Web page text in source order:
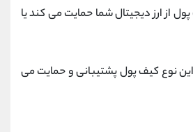
از ارز دیجیتال شما حمایت می کند یا
این نوع کیف پول پشتیبانی و حمایت می